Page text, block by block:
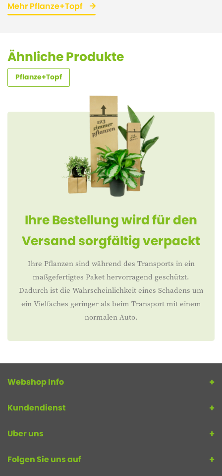
Mehr Pflanze+Topf
Ähnliche Produkte
Pflanze+Topf
Ihre Bestellung wird für den
Versand sorgfältig verpackt
Ihre Pflanzen sind während des Transports in ein
maßgefertigtes Paket hervorragend geschützt.
Dadurch ist die Wahrscheinlichkeit eines Schadens um
ein Vielfaches geringer als beim Transport mit einem
normalen Auto.
Webshop Info
Kundendienst
Uber uns
Folgen Sie uns auf